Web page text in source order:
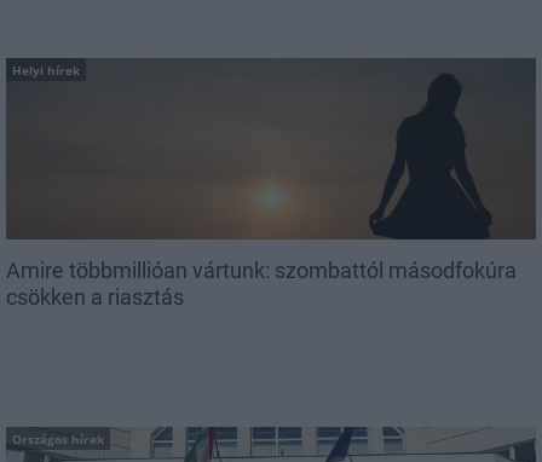
Helyi hírek
Amire többmillióan vártunk: szombattól másodfokúra
csökken a riasztás
Országos hírek